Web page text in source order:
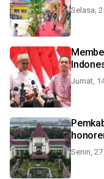
Selasa,
Jumat,
Senin,